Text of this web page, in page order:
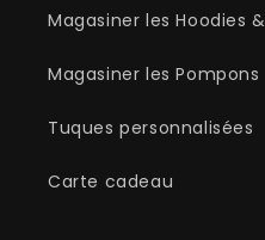
Magasiner les Hoodies
Magasiner les Pompons
Tuques personnalisées
Carte cadeau